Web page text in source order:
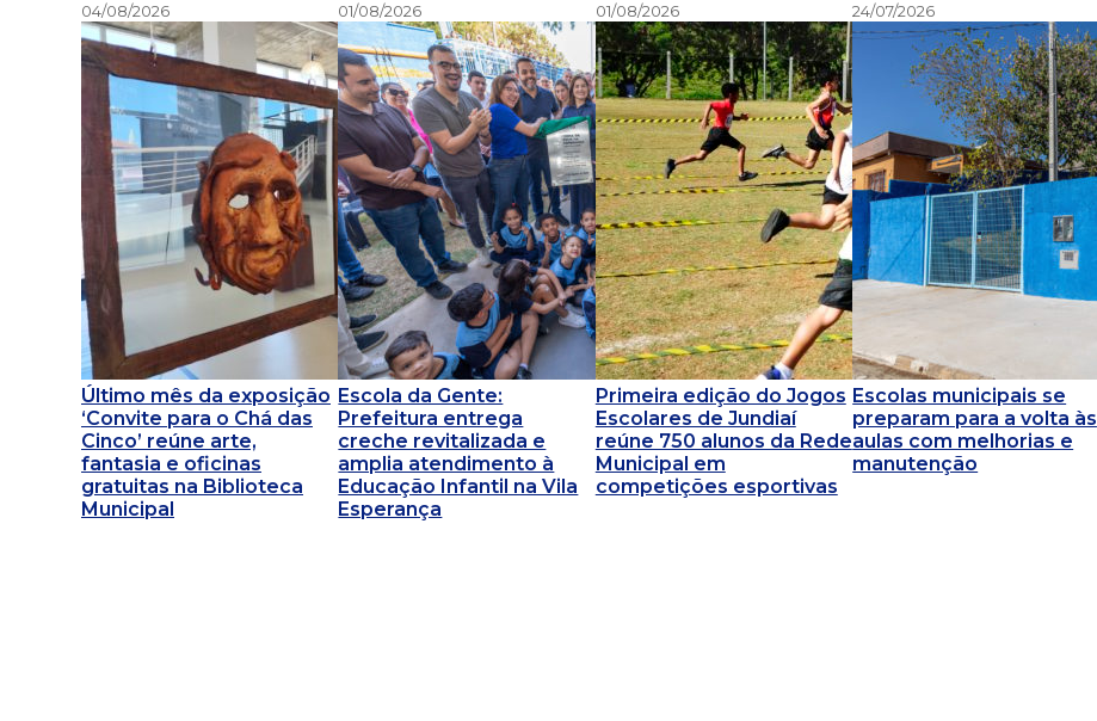
04/08/2026
Último mês da exposição
‘Convite para o Chá das
Cinco’ reúne arte,
fantasia e oficinas
gratuitas na Biblioteca
Municipal
01/08/2026
Escola da Gente:
Prefeitura entrega
creche revitalizada e
amplia atendimento à
Educação Infantil na Vila
Esperança
01/08/2026
Primeira edição do Jogos
Escolares de Jundiaí
reúne 750 alunos da Rede
Municipal em
competições esportivas
24/07/2026
Escolas municipais se
preparam para a volta às
aulas com melhorias e
manutenção